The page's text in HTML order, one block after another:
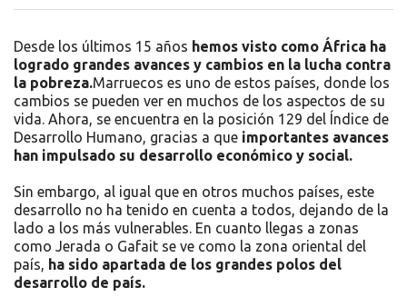
Desde los últimos 15 años hemos visto como África ha
logrado grandes avances y cambios en la lucha contra
la pobreza.Marruecos es uno de estos países, donde los
cambios se pueden ver en muchos de los aspectos de su
vida. Ahora, se encuentra en la posición 129 del Índice de
Desarrollo Humano, gracias a que importantes avances
han impulsado su desarrollo económico y social.
Sin embargo, al igual que en otros muchos países, este
desarrollo no ha tenido en cuenta a todos, dejando de la
lado a los más vulnerables. En cuanto llegas a zonas
como Jerada o Gafait se ve como la zona oriental del
país, ha sido apartada de los grandes polos del
desarrollo de país.